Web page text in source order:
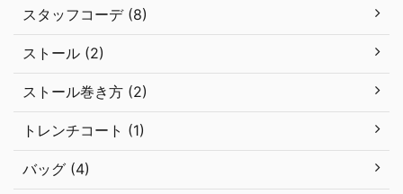
スタッフコーデ (8)
ストール (2)
ストール巻き方 (2)
トレンチコート (1)
バッグ (4)